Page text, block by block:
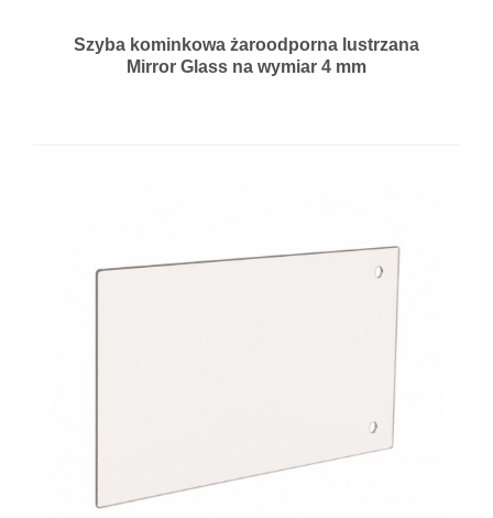
Szyba kominkowa żaroodporna lustrzana
Mirror Glass na wymiar 4 mm